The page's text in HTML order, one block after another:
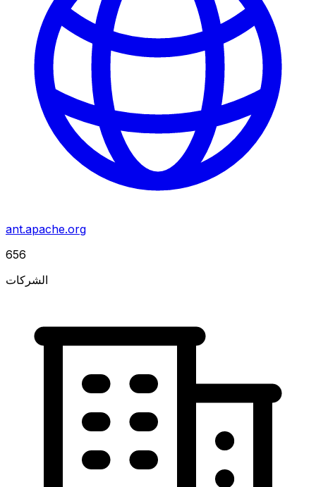
ant.apache.org
656
الشركات